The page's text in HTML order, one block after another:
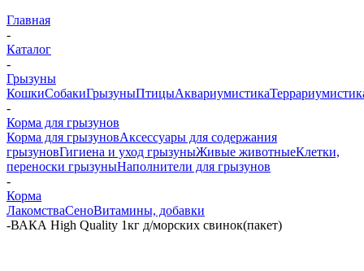
Главная
-
Каталог
-
Грызуны
КошкиСобакиГрызуныПтицыАквариумистика
-
Корма для грызунов
Корма для грызуновАксессуары для содержания
грызуновГигиена и уход грызуныЖивые животныеКлетки,
переноски грызуныНаполнители для грызунов
-
Корма
ЛакомстваСеноВитамины, добавки
-ВАКА High Quality 1кг д/морских свинок(пакет)